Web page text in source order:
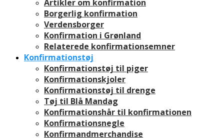
Artikler om konfirmation
Borgerlig konfirmation
Verdensborger
Konfirmation i Grønland
Relaterede konfirmationsemner
Konfirmationstøj
Konfirmationstøj til piger
Konfirmationskjoler
Konfirmationstøj til drenge
Tøj til Blå Mandag
Konfirmationshår til konfirmationen
Konfirmationsnegle
Konfirmandmerchandise